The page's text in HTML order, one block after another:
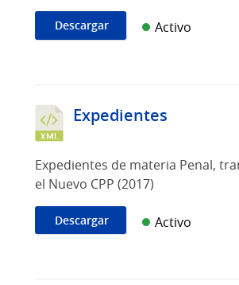
Descargar Activo
Expedientes
Expedientes de materia Penal,
el Nuevo CPP (2017)
Descargar Activo